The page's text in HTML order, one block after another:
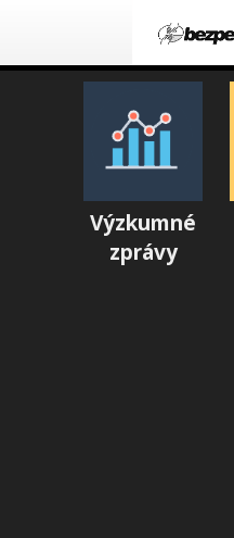
Výzkumné
zprávy